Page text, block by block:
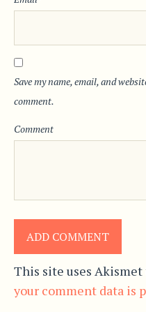
Save my name, email, and
comment.
Comment
This site uses Akismet
your comment data is